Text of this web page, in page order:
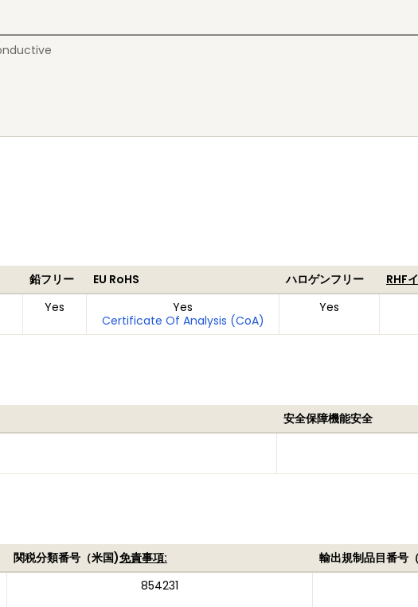
鉛フリー EU RoHS ハロゲンフリー
RHF
Yes
Yes
Certificate Of Analysis (CoA)
Yes
安全保障機能安全
関税分類番号（米国)免責事項:
輸出規制品目番号
854231